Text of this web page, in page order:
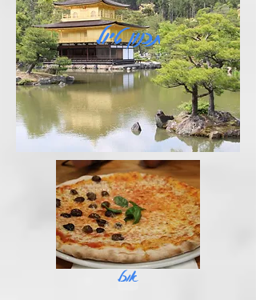
תכנון טיול
אוכל